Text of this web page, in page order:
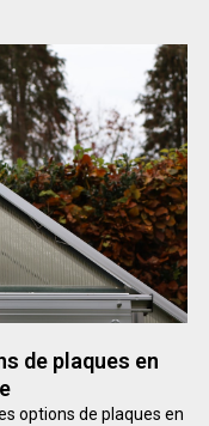
de plaques en
options de plaques en